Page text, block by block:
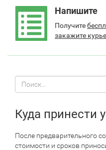
Напишите
Получите
закажите
Поиск
по
сайту
Search
Куда принести
После предварительного
стоимости и сроков